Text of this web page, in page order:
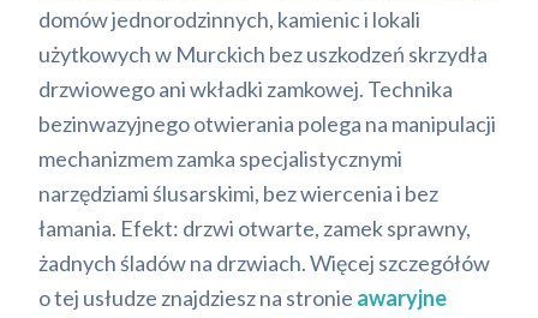
domów jednorodzinnych, kamienic i lokali
użytkowych w Murckich bez uszkodzeń skrzydła
drzwiowego ani wkładki zamkowej. Technika
bezinwazyjnego otwierania polega na manipulacji
mechanizmem zamka specjalistycznymi
narzędziami ślusarskimi, bez wiercenia i bez
łamania. Efekt: drzwi otwarte, zamek sprawny,
żadnych śladów na drzwiach. Więcej szczegółów
o tej usłudze znajdziesz na stronie awaryjne